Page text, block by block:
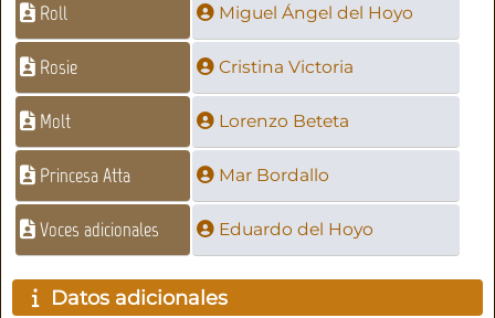
Roll Miguel Ángel del Hoyo
Rosie Cristina Victoria
Molt Lorenzo Beteta
Princesa Atta Mar Bordallo
Voces adicionales Eduardo del Hoyo
Datos adicionales